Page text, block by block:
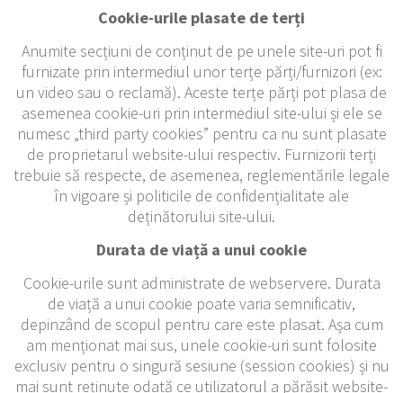
Cookie-urile plasate de terți
Anumite secțiuni de conținut de pe unele site-uri pot fi
furnizate prin intermediul unor terțe părți/furnizori (ex:
un video sau o reclamă). Aceste terțe părți pot plasa de
asemenea cookie-uri prin intermediul site-ului și ele se
numesc „third party cookies” pentru ca nu sunt plasate
de proprietarul website-ului respectiv. Furnizorii terți
trebuie să respecte, de asemenea, reglementările legale
în vigoare și politicile de confidențialitate ale
deținătorului site-ului.
Durata de viață a unui cookie
Cookie-urile sunt administrate de webservere. Durata
de viață a unui cookie poate varia semnificativ,
depinzând de scopul pentru care este plasat. Așa cum
am menționat mai sus, unele cookie-uri sunt folosite
exclusiv pentru o singură sesiune (session cookies) și nu
mai sunt reținute odată ce utilizatorul a părăsit website-